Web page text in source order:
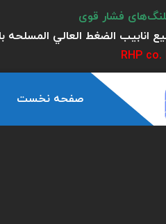
فشار قوی
انابيب الضغط العالي المسلحه
RHP
صفحه نخست